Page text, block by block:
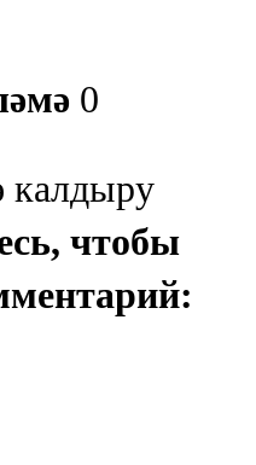
0
калдыру
чтобы